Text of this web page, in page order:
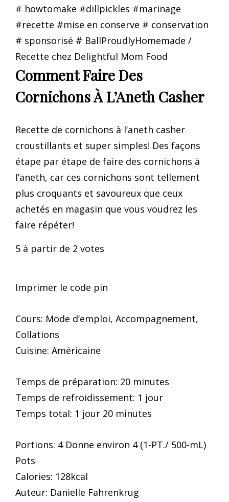
Comment Faire Des
Cornichons À L’Aneth Casher
Recette de cornichons à l’aneth casher
croustillants et super simples! Des façons
étape par étape de faire des cornichons à
l’aneth, car ces cornichons sont tellement
plus croquants et savoureux que ceux
achetés en magasin que vous voudrez les
faire répéter!
5 à partir de 2 votes
Imprimer le code pin
Cours: Mode d’emploi, Accompagnement,
Collations
Cuisine: Américaine
Temps de préparation: 20 minutes
Temps de refroidissement: 1 jour
Temps total: 1 jour 20 minutes
Portions: 4 Donne environ 4 (1-PT./ 500-mL)
Pots
Calories: 128kcal
Auteur: Danielle Fahrenkrug